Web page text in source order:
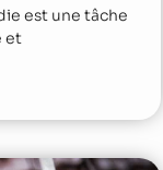
est une tâche
et